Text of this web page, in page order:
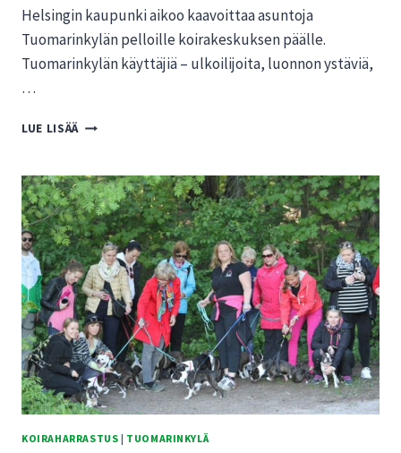
Helsingin kaupunki aikoo kaavoittaa asuntoja
Tuomarinkylän pelloille koirakeskuksen päälle.
Tuomarinkylän käyttäjiä – ulkoilijoita, luonnon ystäviä,
…
LUE LISÄÄ PELASTETAAN
KOIRAHARRASTUS | TUOMARINKYLÄ